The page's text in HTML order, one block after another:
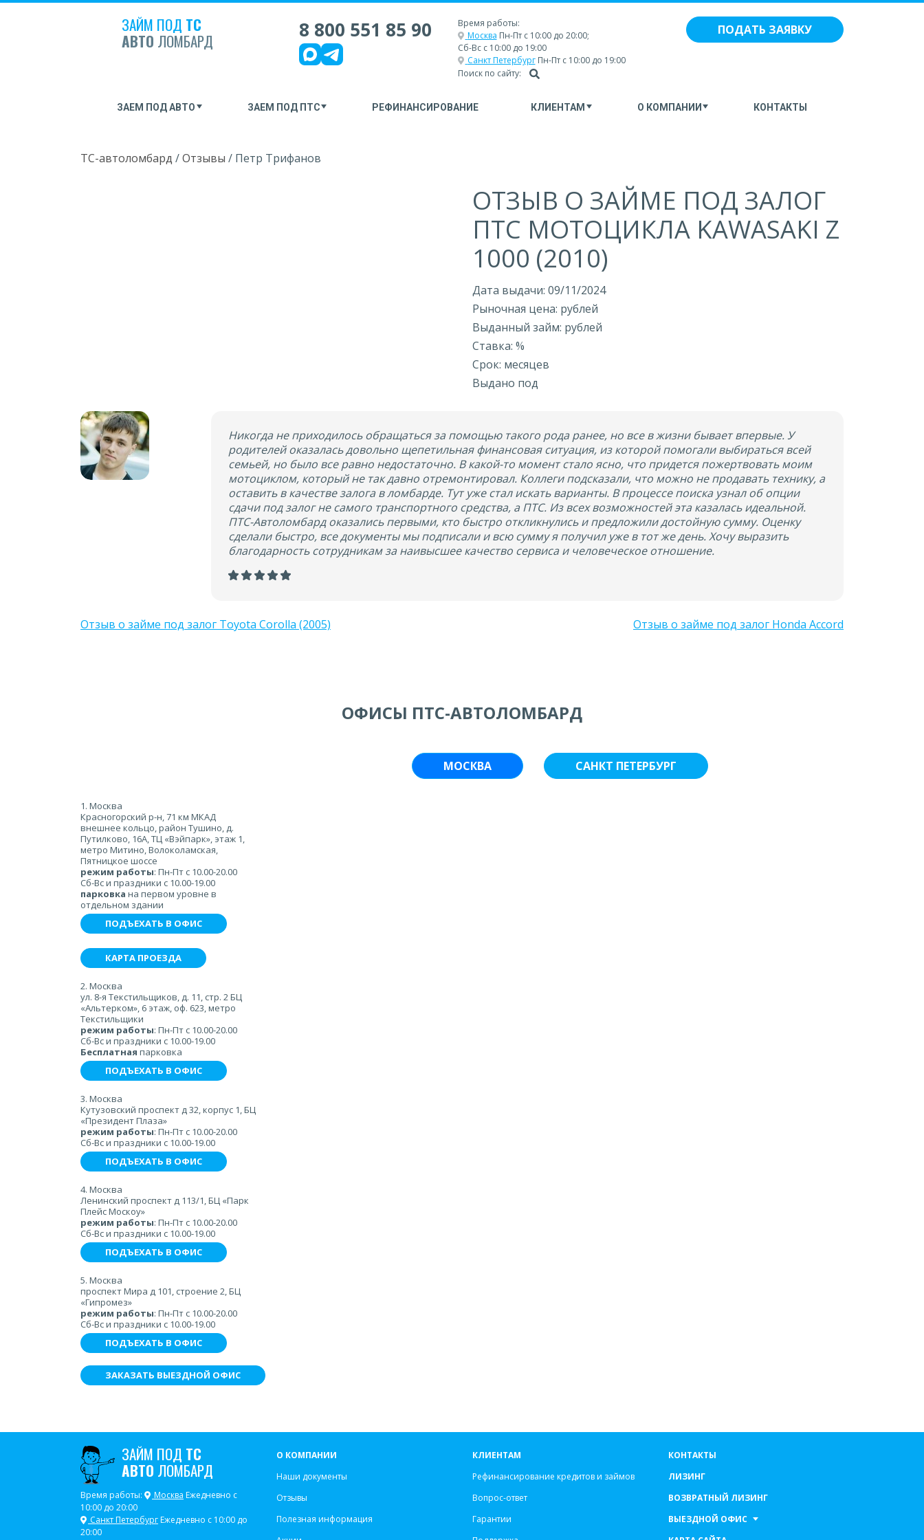
ЗАЙМ ПОД ТС
АВТО ЛОМБАРД 8 800 551 85 90
Время работы:
Москва Пн-Пт с 10:00 до 20:00;
Сб-Вс с 10:00 до 19:00
Санкт ПетербургПн-Пт с 10:00 до 19:00
Поиск по сайту:
ПОДАТЬ ЗАЯВКУ
ЗАЕМ ПОД АВТО ЗАЕМ ПОД ПТС РЕФИНАНСИРОВАНИЕ КЛИЕНТАМ О КОМПАНИИ КОНТАКТЫ
ТС-автоломбард /Отзывы / Петр Трифанов
ОТЗЫВ О ЗАЙМЕ ПОД ЗАЛОГ
ПТС МОТОЦИКЛА KAWASAKI Z
1000 (2010)
Дата выдачи: 09/11/2024
Рыночная цена: рублей
Выданный займ: рублей
Ставка: %
Срок: месяцев
Выдано под
Никогда не приходилось обращаться за помощью такого рода ранее, но все в жизни бывает впервые. У
родителей оказалась довольно щепетильная финансовая ситуация, из которой помогали выбираться всей
семьей, но было все равно недостаточно. В какой-то момент стало ясно, что придется пожертвовать моим
мотоциклом, который не так давно отремонтировал. Коллеги подсказали, что можно не продавать технику, а
оставить в качестве залога в ломбарде. Тут уже стал искать варианты. В процессе поиска узнал об опции
сдачи под залог не самого транспортного средства, а ПТС. Из всех возможностей эта казалась идеальной.
ПТС-Автоломбард оказались первыми, кто быстро откликнулись и предложили достойную сумму. Оценку
сделали быстро, все документы мы подписали и всю сумму я получил уже в тот же день. Хочу выразить
благодарность сотрудникам за наивысшее качество сервиса и человеческое отношение.
Отзыв о займе под залог Toyota Corolla (2005) Отзыв о займе под залог Honda Accord
ОФИСЫ ПТС-АВТОЛОМБАРД
МОСКВА САНКТ ПЕТЕРБУРГ
1. Москва
Красногорский р-н, 71 км МКАД
внешнее кольцо, район Тушино, д.
Путилково, 16А, ТЦ «Вэйпарк», этаж 1,
метро Митино, Волоколамская,
Пятницкое шоссе
режим работы: Пн-Пт с 10.00-20.00
Сб-Вс и праздники с 10.00-19.00
парковка на первом уровне в
отдельном здании
ПОДЪЕХАТЬ В ОФИС
КАРТА ПРОЕЗДА
2. Москва
ул. 8-я Текстильщиков, д. 11, стр. 2 БЦ
«Альтерком», 6 этаж, оф. 623, метро
Текстильщики
режим работы: Пн-Пт с 10.00-20.00
Сб-Вс и праздники с 10.00-19.00
Бесплатная парковка
ПОДЪЕХАТЬ В ОФИС
3. Москва
Кутузовский проспект д 32, корпус 1, БЦ
«Президент Плаза»
режим работы: Пн-Пт с 10.00-20.00
Сб-Вс и праздники с 10.00-19.00
ПОДЪЕХАТЬ В ОФИС
4. Москва
Ленинский проспект д 113/1, БЦ «Парк
Плейс Москоу»
режим работы: Пн-Пт с 10.00-20.00
Сб-Вс и праздники с 10.00-19.00
ПОДЪЕХАТЬ В ОФИС
5. Москва
проспект Мира д 101, строение 2, БЦ
«Гипромез»
режим работы: Пн-Пт с 10.00-20.00
Сб-Вс и праздники с 10.00-19.00
ПОДЪЕХАТЬ В ОФИС
ЗАКАЗАТЬ ВЫЕЗДНОЙ ОФИС
ЗАЙМ ПОД ТС
АВТО ЛОМБАРД
Время работы: Москва Ежедневно с
10:00 до 20:00
Санкт Петербург Ежедневно с 10:00 до
20:00
О КОМПАНИИ
Наши документы
Отзывы
Полезная информация
КЛИЕНТАМ
Рефинансирование кредитов и займов
Вопрос-ответ
Гарантии
КОНТАКТЫ
ЛИЗИНГ
ВОЗВРАТНЫЙ ЛИЗИНГ
ВЫЕЗДНОЙ ОФИС